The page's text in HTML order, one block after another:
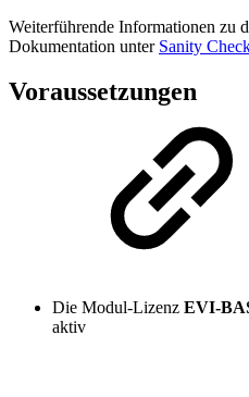
Weiterführende Informationen zu
Dokumentation unter Sanity
Voraussetzungen
Die Modul-Lizenz EVI-
aktiv